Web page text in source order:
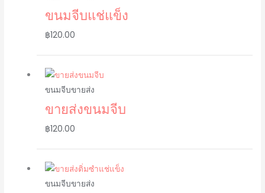
ขนมจีบแช่แข็ง
฿120.00
ขนมจีบขายส่ง
ขายส่งขนมจีบ
฿120.00
ขนมจีบขายส่ง